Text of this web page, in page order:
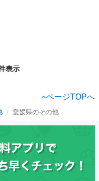
表示
ページTOPへ
愛媛県のその他